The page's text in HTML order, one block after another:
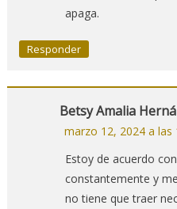
apaga.
Responder
Betsy Amalia
marzo 12, 2024 a las
Estoy de acuerdo
constantemente y
no tiene que traer